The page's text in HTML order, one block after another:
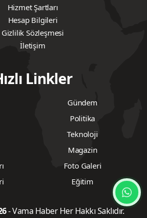
Hizmet Şartları
Hesap Bilgileri
Gizlilik Sözleşmesi
İletişim
Linkler
Gündem
Politika
Teknoloji
Magazin
Foto Galeri
Eğitim
- Vama Haber Her Hakkı Saklıdır.